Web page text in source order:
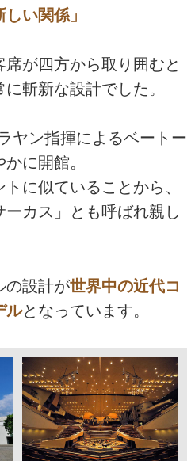
い関係」
が四方から取り囲むと
斬新な設計でした。
ヤン指揮によるベートー
に開館。
に似ていることから、
カス」とも呼ばれ親し
の設計が世界中の近代コ
ルとなっています。